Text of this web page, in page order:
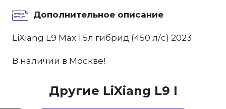
Дополнительное описание
LiXiang L9 Max 1.5л гибрид (450 л/с) 2023
В наличии в Москве!
Другие LiXiang L9 I